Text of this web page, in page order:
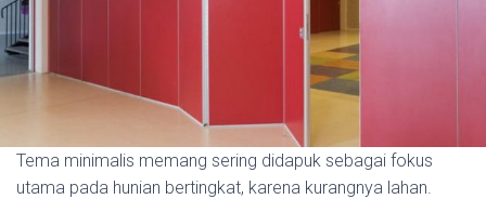
Tema minimalis memang sering didapuk sebagai fokus
utama pada hunian bertingkat, karena kurangnya lahan.